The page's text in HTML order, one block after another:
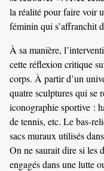
la réalité pour faire voir
féminin qui s’affranchit
À sa manière,
cette réflexion critique
corps. À partir d’un
quatre sculptures qui se
iconographie sportive :
de tennis, etc. Le bas-
sacs muraux utilisés
On ne saurait dire si les
engagés dans une lutte